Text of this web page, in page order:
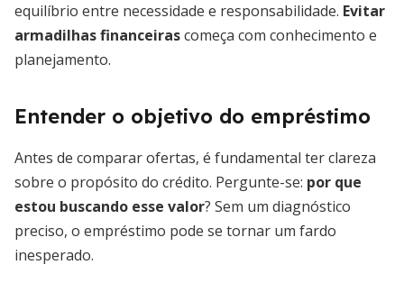
equilíbrio entre necessidade e responsabilidade. Evitar
armadilhas financeirascomeça com conhecimento e
planejamento.
Entender o objetivo do empréstimo
Antes de comparar ofertas, é fundamental ter clareza
sobre o propósito do crédito. Pergunte-se: por que
estou buscando esse valor? Sem um diagnóstico
preciso, o empréstimo pode se tornar um fardo
inesperado.